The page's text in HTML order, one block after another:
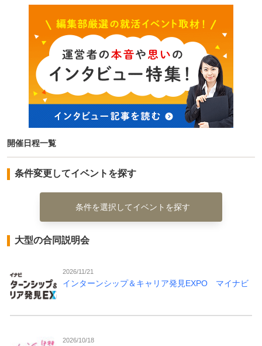
開催日程一覧
条件変更してイベントを探す
条件を選択してイベントを探す
大型の合同説明会
2026/11/21
インターンシップ＆キャリア発見EXPO マイナビ
2026/10/18